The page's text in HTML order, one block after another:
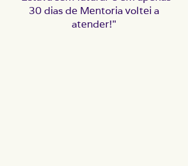
30 dias de Mentoria voltei a
atender!"